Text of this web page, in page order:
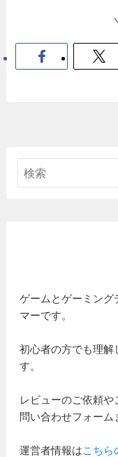
ゲームとゲーミング
マーです。
初心者の方でも理解
す。
レビューのご依頼
問い合わせフォーム
運営者情報はこちら